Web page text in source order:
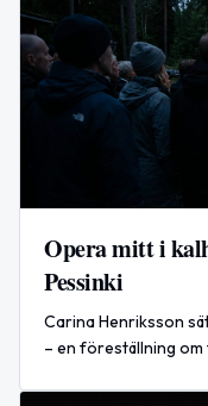
Opera mitt i
Pessinki
Carina Henriksson
– en föreställning